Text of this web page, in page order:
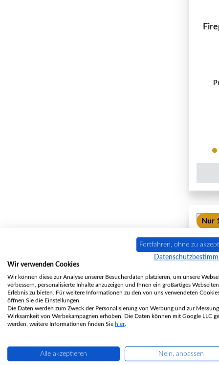
Nur
Fortfahren, ohne zu
Wir verwenden Cookies
Wir können diese zur Analyse unserer Besucherdaten platzieren, um unsere
verbessern, personalisierte Inhalte anzuzeigen und Ihnen ein großartiges
Erlebnis zu bieten. Für weitere Informationen zu den von uns verwendeten
öffnen Sie die Einstellungen.
Die Daten werden zum Zweck der Personalisierung von Werbung und zur
Wirksamkeit von Werbekampagnen erhoben. Die Daten können mit Google LLC
werden, weitere Informationen finden Sie hier.
Alle akzeptieren Nein, anpassen